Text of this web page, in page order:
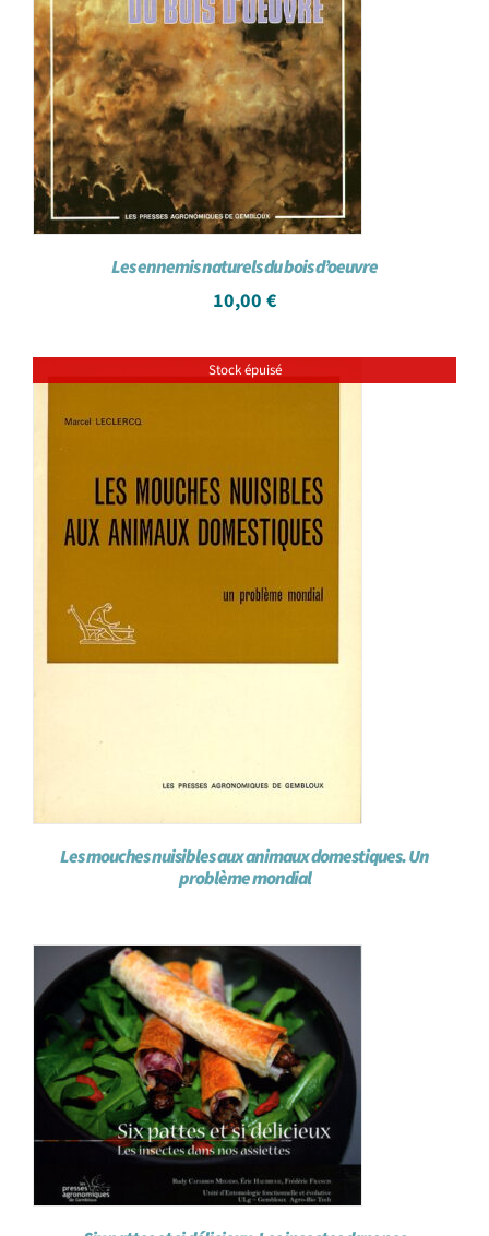
Les ennemis naturels du bois d’oeuvre
10,00 €
Stock épuisé
Les mouches nuisibles aux animaux domestiques. Un
problème mondial